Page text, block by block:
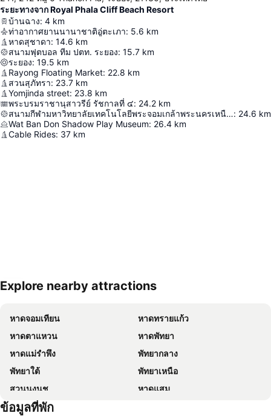
ระยะทางจาก Royal Phala Cliff Beach Resort
บ้านฉาง: 4 km
ท่าอากาศยานนานาชาติอู่ตะเภา: 5.6 km
หาดสุชาดา: 14.6 km
สนามฟุตบอล ทีม ปตท. ระยอง: 15.7 km
ระยอง: 19.5 km
Rayong Floating Market: 22.8 km
สวนสุภัทรา: 23.7 km
Yomjinda street: 23.8 km
พระบรมราชานุสาวรีย์ รัชกาลที่ ๔: 24.2 km
สนามกีฬามหาวิทยาลัยเทคโนโลยีพระจอมเกล้าพระนครเหนือ ระยอง: 24.6 km
Wat Ban Don Shadow Play Museum: 26.4 km
Cable Rides: 37 km
Explore nearby attractions
หาดจอมเทียน
หาดทรายแก้ว
หาดตาแหวน
หาดพัทยา
หาดแม่รำพึง
พัทยากลาง
พัทยาใต้
พัทยาเหนือ
สวนนงนุช
หาดแสม
เขาพระใหญ่
ข้อมูลที่พัก